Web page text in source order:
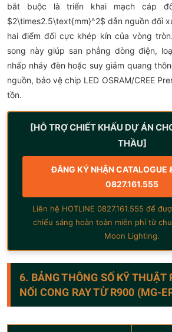
bắt buộc là triển khai mạch cáp
$2\times2.5\text{mm}^2$ dẫn nguồn đối
hai điểm đối cực khép kín của vòng
song này giúp san phẳng dòng điện,
nhấp nháy đèn hoặc suy giảm quang
nguồn, bảo vệ chip LED OSRAM/CREE
tồn.
[HỖ TRỢ CHIẾT KHẤU DỰ ÁN
THẦU]
ĐĂNG KÝ NHẬN CATALOGUE
0827.161.555
Liên hệ HOTLINE 0827.161.555 để
chiếu sáng hoàn toàn miễn phí từ
Moon Lighting.
6. BẢNG THÔNG SỐ KỸ THUẬT
NỐI CONG RAY TỪ R900 (MG-